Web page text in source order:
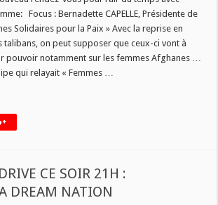
Focus : Bernadette CAPELLE, Présidente de
Solidaires pour la Paix » Avec la reprise en
talibans, on peut supposer que ceux-ci vont à
pouvoir notamment sur les femmes Afghanes …
qui relayait « Femmes …
CE SOIR 21H :
DREAM NATION